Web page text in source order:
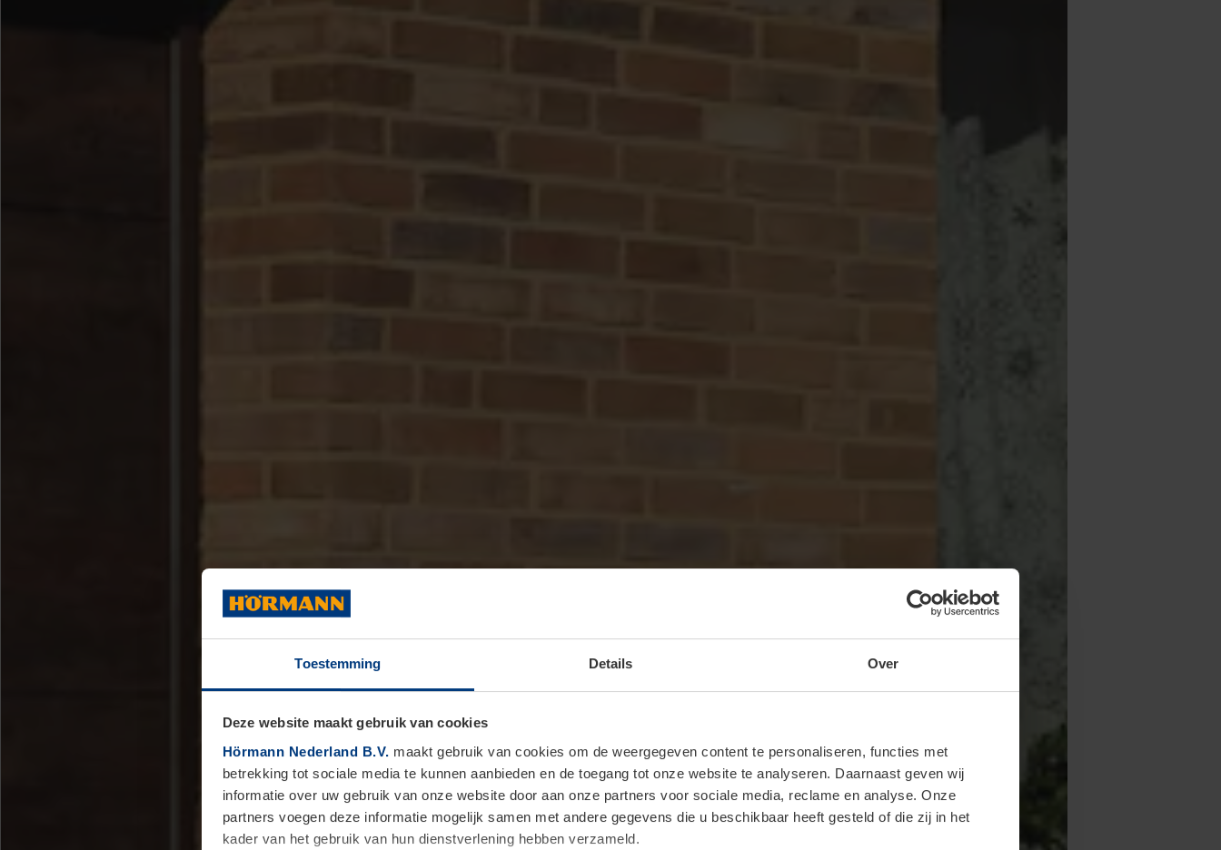
Toestemming Details Over
Deze website maakt gebruik van cookies
Hörmann Nederland B.V. maakt gebruik van cookies om de weergegeven content te personaliseren, functies met
betrekking tot sociale media te kunnen aanbieden en de toegang tot onze website te analyseren. Daarnaast geven wij
informatie over uw gebruik van onze website door aan onze partners voor sociale media, reclame en analyse. Onze
partners voegen deze informatie mogelijk samen met andere gegevens die u beschikbaar heeft gesteld of die zij in het
kader van het gebruik van hun dienstverlening hebben verzameld.